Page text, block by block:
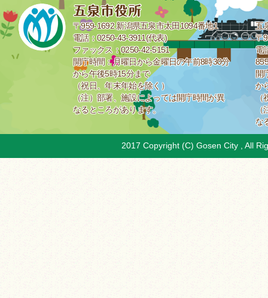
〒959-1692 新潟県五泉市太田1094番地1
電話：0250-43-3911(代表)
ファックス：0250-42-5151
開庁時間：月曜日から金曜日の午前8時30分
から午後5時15分まで
（祝日、年末年始を除く）
（注）部署、施設によっては開庁時間が異
なるところがあります。
五
〒
電
開
か
な
2017 Copyright (C) Gosen City , All